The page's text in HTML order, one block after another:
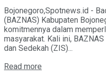
Bojonegoro,Spotnews.id -
(BAZNAS) Kabupaten
komitmennya dalam
masyarakat. Kali ini,
dan Sedekah (ZIS)...
Read more